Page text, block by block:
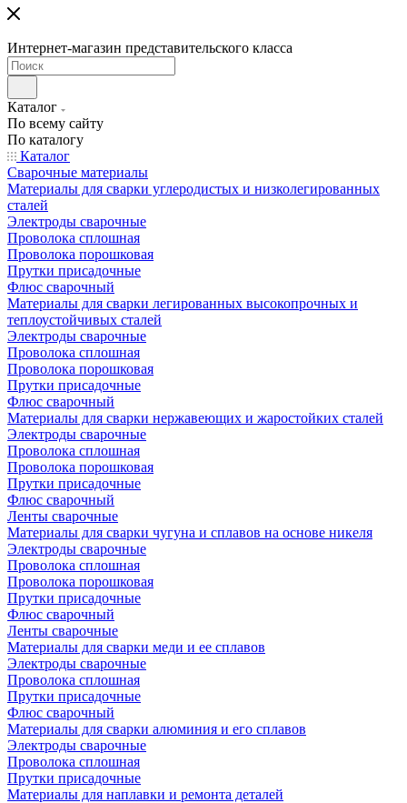
Интернет-магазин представительского класса
Каталог
По всему сайту
По каталогу
Каталог
Сварочные материалы
Материалы для сварки углеродистых и низколегированных
сталей
Электроды сварочные
Проволока сплошная
Проволока порошковая
Прутки присадочные
Флюс сварочный
Материалы для сварки легированных высокопрочных и
теплоустойчивых сталей
Электроды сварочные
Проволока сплошная
Проволока порошковая
Прутки присадочные
Флюс сварочный
Материалы для сварки нержавеющих и жаростойких сталей
Электроды сварочные
Проволока сплошная
Проволока порошковая
Прутки присадочные
Флюс сварочный
Ленты сварочные
Материалы для сварки чугуна и сплавов на основе никеля
Электроды сварочные
Проволока сплошная
Проволока порошковая
Прутки присадочные
Флюс сварочный
Ленты сварочные
Материалы для сварки меди и ее сплавов
Электроды сварочные
Проволока сплошная
Прутки присадочные
Флюс сварочный
Материалы для сварки алюминия и его сплавов
Электроды сварочные
Проволока сплошная
Прутки присадочные
Материалы для наплавки и ремонта деталей